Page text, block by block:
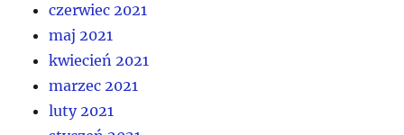
czerwiec 2021
maj 2021
kwiecień 2021
marzec 2021
luty 2021